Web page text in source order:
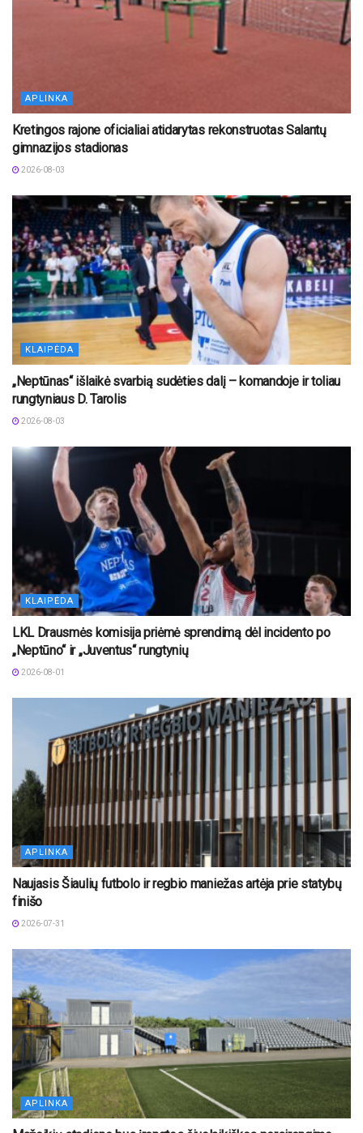
APLINKA
Kretingos rajone oficialiai atidarytas rekonstruotas Salantų
gimnazijos stadionas
2026-08-03
KLAIPĖDA
„Neptūnas“ išlaikė svarbią sudėties dalį – komandoje ir toliau
rungtyniaus D. Tarolis
2026-08-03
KLAIPĖDA
LKL Drausmės komisija priėmė sprendimą dėl incidento po
„Neptūno“ ir „Juventus“ rungtynių
2026-08-01
APLINKA
Naujasis Šiaulių futbolo ir regbio maniežas artėja prie statybų
finišo
2026-07-31
APLINKA